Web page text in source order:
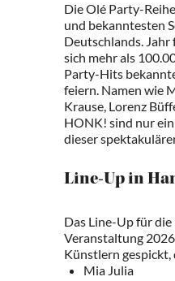
Die Olé Party-
und bekanntesten
Deutschlands. Jahr
sich mehr als
Party-Hits
feiern. Namen wie
Krause, Lorenz
HONK! sind nur
dieser
Line-Up in
Das Line-Up für
Veranstaltung
Künstlern gespickt,
Mia Julia